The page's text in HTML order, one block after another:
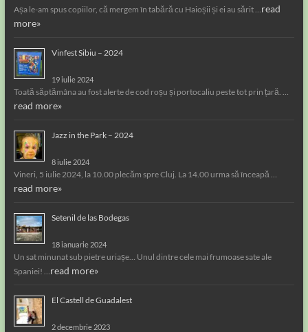
Așa le-am spus copiilor, că mergem în tabără cu Haioșii și ei au sărit … read
more»
Vinfest Sibiu – 2024
19 iulie 2024
Toată săptămâna au fost alerte de cod roșu și portocaliu peste tot prin țară. …
read more»
Jazz in the Park – 2024
8 iulie 2024
Vineri, 5 iulie 2024, la 10.00 plecăm spre Cluj. La 14.00 urma să înceapă …
read more»
Setenil de las Bodegas
18 ianuarie 2024
Un sat minunat sub pietre uriașe… Unul dintre cele mai frumoase sate ale
Spaniei! … read more»
El Castell de Guadalest
2 decembrie 2023